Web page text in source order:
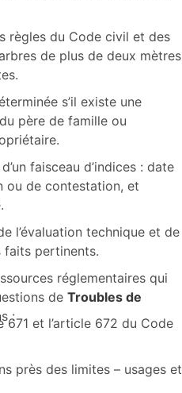
règles du Code civil et des
de plus de deux mètres
s’il existe une
père de famille ou
faisceau d’indices : date
ou de contestation, et
l’évaluation technique et de
faits pertinents.
réglementaires qui
de Troubles de
:
et l’article 672 du Code
près des limites – usages et